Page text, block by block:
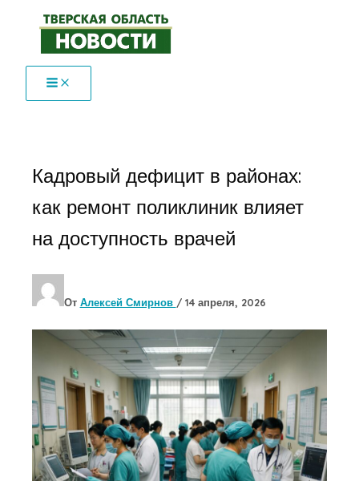
Перейти
содержимому
Кадровый дефицит в районах:
как ремонт поликлиник влияет
на доступность врачей
От Алексей Смирнов / 14 апреля, 2026